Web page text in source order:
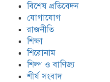
বিশেষ প্রতিবেদন
যোগাযোগ
রাজনীতি
শিক্ষা
শিরোনাম
শিল্প ও বাণিজ্য
শীর্ষ সংবাদ